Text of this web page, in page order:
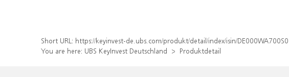
Short URL: https://keyinvest-de.ubs.com/produkt/detail/index/isin/DE000WA700S0
You are here: UBS KeyInvest Deutschland Produktdetail